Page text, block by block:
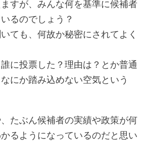
すが、みんな何を基準に候補者
るのでしょう？
ても、何故か秘密にされてよく
に投票した？理由は？とか普通
にか踏み込めない空気という
たぶん候補者の実績や政策が何
るようになっているのだと思い